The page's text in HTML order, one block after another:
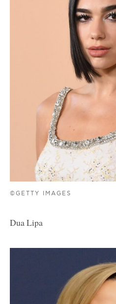
©GETTY IMAGES
Dua Lipa